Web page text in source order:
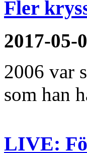
Fler
2017-05-
2006 var
som han
LIVE: